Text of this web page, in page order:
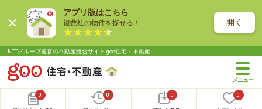
アプリ版はこちら
複数社の物件を探せる！ 開く
NTTグループ運営の不動産総合サイト goo住宅・不動産
0 0 0 0